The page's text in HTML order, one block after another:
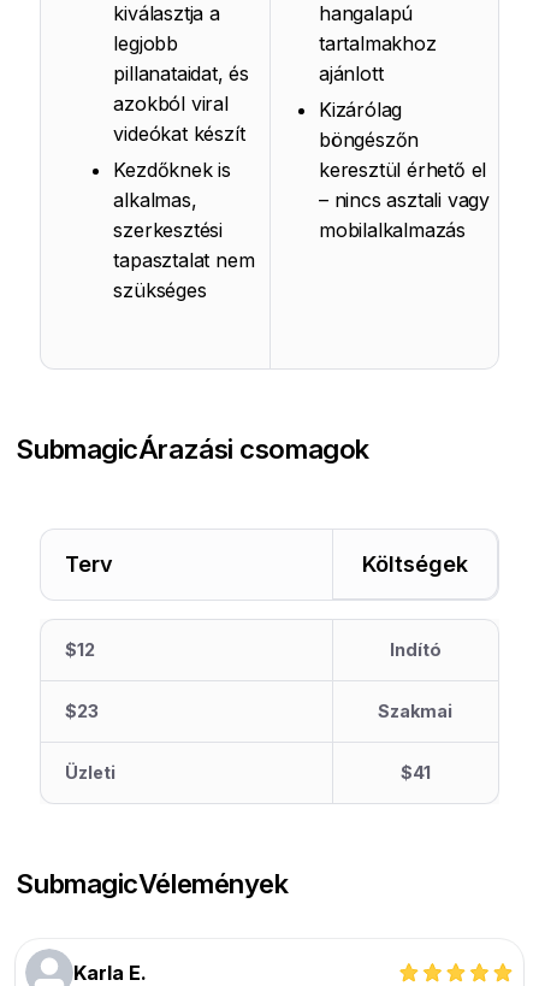
kiválasztja a
legjobb
pillanataidat, és
azokból viral
videókat készít
Kezdőknek is
alkalmas,
szerkesztési
tapasztalat nem
szükséges
hangalapú
tartalmakhoz
ajánlott
Kizárólag
böngészőn
keresztül érhető el
– nincs asztali vagy
mobilalkalmazás
SubmagicÁrazási csomagok
Terv Költségek
$12 Indító
$23 Szakmai
Üzleti $41
SubmagicVélemények
Karla E.